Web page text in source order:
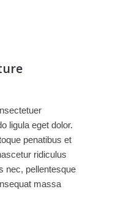
ligula eget dolor.
penatibus et
ridiculus
nec, pellentesque
massa